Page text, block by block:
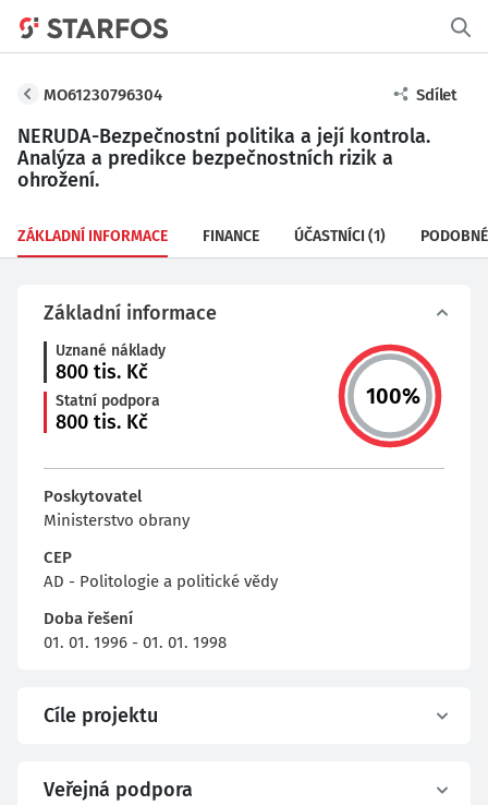
MO61230796304 Sdílet
NERUDA-Bezpečnostní politika a její kontrola.
Analýza a predikce bezpečnostních rizik a
ohrožení.
ZÁKLADNÍ INFORMACE FINANCE ÚČASTNÍCI (1)
Základní informace
Uznané náklady
800 tis. Kč
Statní podpora
800 tis. Kč
100%
Poskytovatel
Ministerstvo obrany
CEP
AD - Politologie a politické vědy
Doba řešení
01. 01. 1996 - 01. 01. 1998
Cíle projektu
Veřejná podpora